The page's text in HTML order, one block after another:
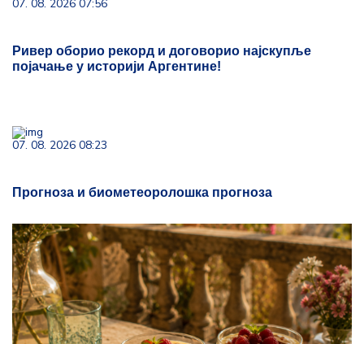
07. 08. 2026 07:56
Ривер оборио рекорд и договорио најскупље
појачање у историји Аргентине!
07. 08. 2026 08:23
Прогноза и биометеоролошка прогноза